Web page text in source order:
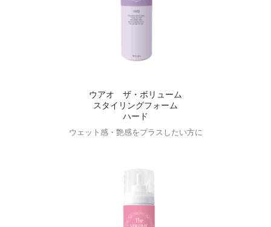
ウアオ ザ・ボリューム
スタイリングフォーム
ハード
ウェット感・艶感をプラスしたい方に